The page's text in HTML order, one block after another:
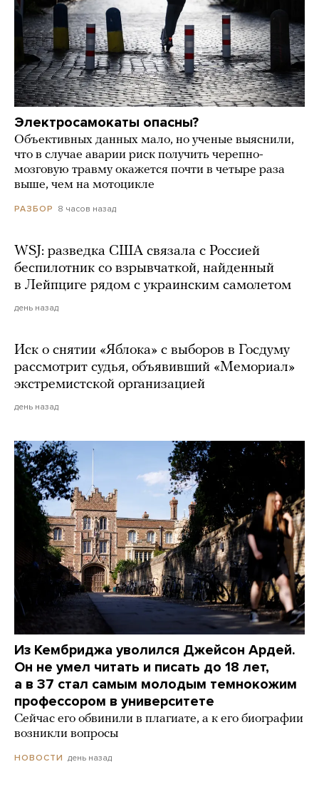
Электросамокаты опасны?
Объективных данных мало, но ученые выяснили,
что в случае аварии риск получить черепно-
мозговую травму окажется почти в четыре раза
выше, чем на мотоцикле
РАЗБОР 8 часов назад
WSJ: разведка США связала с Россией
беспилотник со взрывчаткой, найденный
в Лейпциге рядом с украинским самолетом
день назад
Иск о снятии «Яблока» с выборов в Госдуму
рассмотрит судья, объявивший «Мемориал»
экстремистской организацией
день назад
Из Кембриджа уволился Джейсон Ардей.
Он не умел читать и писать до 18 лет,
а в 37 стал самым молодым темнокожим
профессором в университете
Сейчас его обвинили в плагиате, а к его биографии
возникли вопросы
НОВОСТИ день назад